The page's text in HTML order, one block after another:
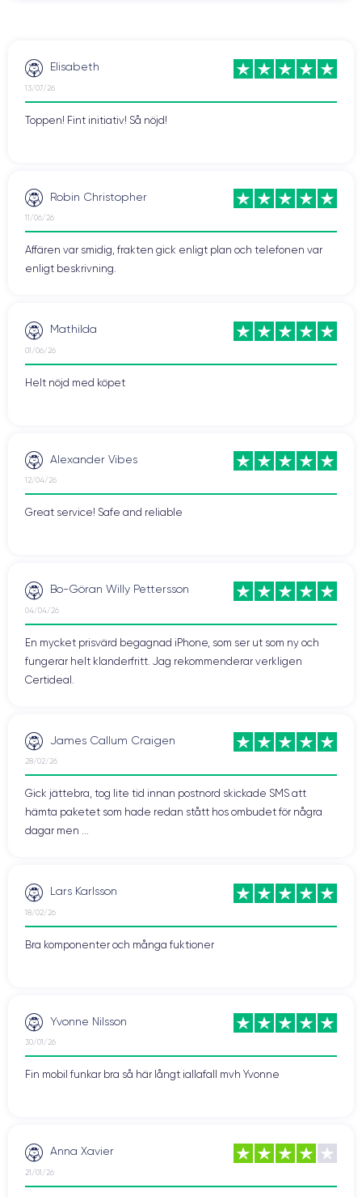
Elisabeth
13/07/26
Toppen! Fint initiativ! Så nöjd!
Robin Christopher
11/06/26
Affären var smidig, frakten gick enligt plan och telefonen var
enligt beskrivning.
Mathilda
01/06/26
Helt nöjd med köpet
Alexander Vibes
12/04/26
Great service! Safe and reliable
Bo-Göran Willy Pettersson
04/04/26
En mycket prisvärd begagnad iPhone, som ser ut som ny och
fungerar helt klanderfritt. Jag rekommenderar verkligen
Certideal.
James Callum Craigen
28/02/26
Gick jättebra, tog lite tid innan postnord skickade SMS att
hämta paketet som hade redan stått hos ombudet för några
dagar men ...
Lars Karlsson
18/02/26
Bra komponenter och många fuktioner
Yvonne Nilsson
30/01/26
Fin mobil funkar bra så här långt iallafall mvh Yvonne
Anna Xavier
21/01/26